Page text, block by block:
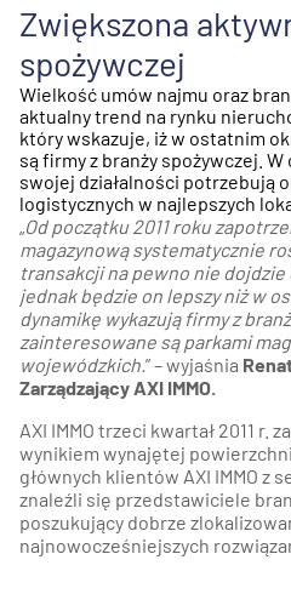
Zwiększona
spożywczej
Wielkość umów najmu oraz
aktualny trend na rynku
który wskazuje, iż w ostatnim
są firmy z branży spożywczej.
swojej działalności potrzebują
logistycznych w najlepszych
Od początku 2011 roku
magazynową systematycznie
transakcji na pewno nie
jednak będzie on lepszy niż w
dynamikę wykazują firmy z
zainteresowane są parkami
wojewódzkich. ” – wyjaśnia
Zarządzający AXI IMMO.
AXI IMMO trzeci kwartał 2011 r.
wynikiem wynajętej
głównych klientów AXI IMMO z
znaleźli się przedstawiciele
poszukujący dobrze
najnowocześniejszych